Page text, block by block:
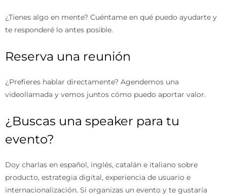
¿Tienes algo en mente? Cuéntame en qué puedo ayudarte y
te responderé lo antes posible.
Reserva una reunión
¿Prefieres hablar directamente? Agendemos una
videollamada y vemos juntos cómo puedo aportar valor.
¿Buscas una speaker para tu
evento?
Doy charlas en español, inglés, catalán e italiano sobre
producto, estrategia digital, experiencia de usuario e
internacionalización. Si organizas un evento y te gustaría